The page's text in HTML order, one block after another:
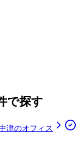
で探す
津のオフィス